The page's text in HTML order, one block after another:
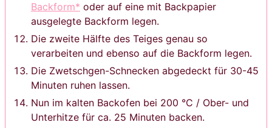
Backform* oder auf eine mit Backpapier
ausgelegte Backform legen.
Die zweite Hälfte des Teiges genau so
verarbeiten und ebenso auf die Backform legen.
Die Zwetschgen-Schnecken abgedeckt für 30-45
Minuten ruhen lassen.
Nun im kalten Backofen bei 200 °C / Ober- und
Unterhitze für ca. 25 Minuten backen.